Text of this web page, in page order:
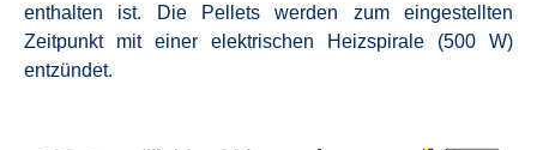
enthalten ist.
Die Pellets werden zum eingestellten
Zeitpunkt mit einer elektrischen Heizspirale (500 W)
entzündet.